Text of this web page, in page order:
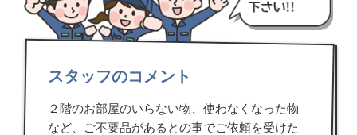
スタッフのコメント
２階のお部屋のいらない物、使わなくなった物
など、ご不要品があるとの事でご依頼を受けた